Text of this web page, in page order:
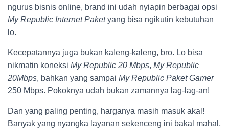
ngurus bisnis online, brand ini udah nyiapin berbagai opsi
My Republic Internet Paketyang bisa ngikutin kebutuhan
lo.
Kecepatannya juga bukan kaleng-kaleng, bro. Lo bisa
nikmatin koneksi My Republic 20 Mbps, My Republic
20Mbps, bahkan yang sampai My Republic Paket Gamer
250 Mbps. Pokoknya udah bukan zamannya lag-lag-an!
Dan yang paling penting, harganya masih masuk akal!
Banyak yang nyangka layanan sekenceng ini bakal mahal,